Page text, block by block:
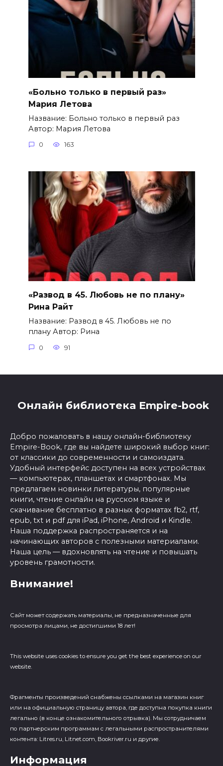
«Больно только в первый раз»
Мария Летова
Название: Больно только в первый раз
Автор: Мария Летова
0 163
«Развод в 45. Любовь не по плану»
Рина Райт
Название: Развод в 45. Любовь не по
плану Автор: Рина
0 91
Онлайн библиотека Empire-book
Добро пожаловать в нашу онлайн-библиотеку
Empire-Book, где вы найдете широкий выбор книг:
от классики до современности и самоиздата.
Удобный интерфейс доступен на всех устройствах
— компьютерах, планшетах и смартфонах. Мы
предлагаем новинки литературы, популярные
книги, чтение онлайн на русском языке и
скачивание бесплатно в разных форматах fb2, rtf,
epub, txt и pdf для iPad, iPhone, Android и Kindle.
Наша поддержка распространяется и на
начинающих авторов с полезными материалами.
Наша цель — вдохновлять на чтение и повышать
уровень грамотности.
Внимание!
Сайт может содержать материалы, не предназначенные для
просмотра лицами, не достигшими 18 лет!
This website uses cookies to ensure you get the best experience on our
website.
Фрагменты произведений cнабжены ссылками на магазин книг
или на официальную страницу автора, где доступна покупка книги
легально (в конце ознакомительного отрывка). Мы сотрудничаем
по партнерским программам с легальными распространителями
контента: Litres.ru, Litnet.com, Bookriver.ru и другие.
Информация